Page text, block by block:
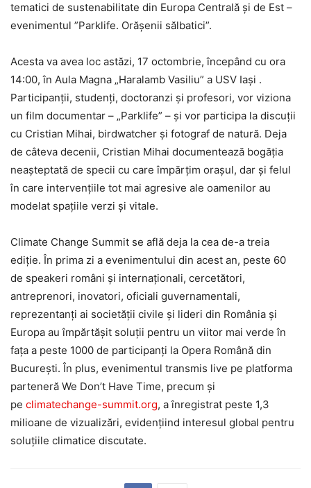
tematici de sustenabilitate din Europa Centrală și de Est –
evenimentul ”Parklife. Orășenii sălbatici”.
Acesta va avea loc astăzi, 17 octombrie, începând cu ora
14:00, în Aula Magna „Haralamb Vasiliu” a USV Iași .
Participanții, studenți, doctoranzi și profesori, vor viziona
un film documentar – „Parklife” – și vor participa la discuții
cu Cristian Mihai, birdwatcher și fotograf de natură. Deja
de câteva decenii, Cristian Mihai documentează bogăția
neașteptată de specii cu care împărțim orașul, dar și felul
în care intervențiile tot mai agresive ale oamenilor au
modelat spațiile verzi și vitale.
Climate Change Summit se află deja la cea de-a treia
ediție. În prima zi a evenimentului din acest an, peste 60
de speakeri români și internaționali, cercetători,
antreprenori, inovatori, oficiali guvernamentali,
reprezentanți ai societății civile și lideri din România și
Europa au împărtășit soluții pentru un viitor mai verde în
fața a peste 1000 de participanți la Opera Română din
București. În plus, evenimentul transmis live pe platforma
parteneră We Don’t Have Time, precum și
pe climatechange-summit.org, a înregistrat peste 1,3
milioane de vizualizări, evidențiind interesul global pentru
soluțiile climatice discutate.